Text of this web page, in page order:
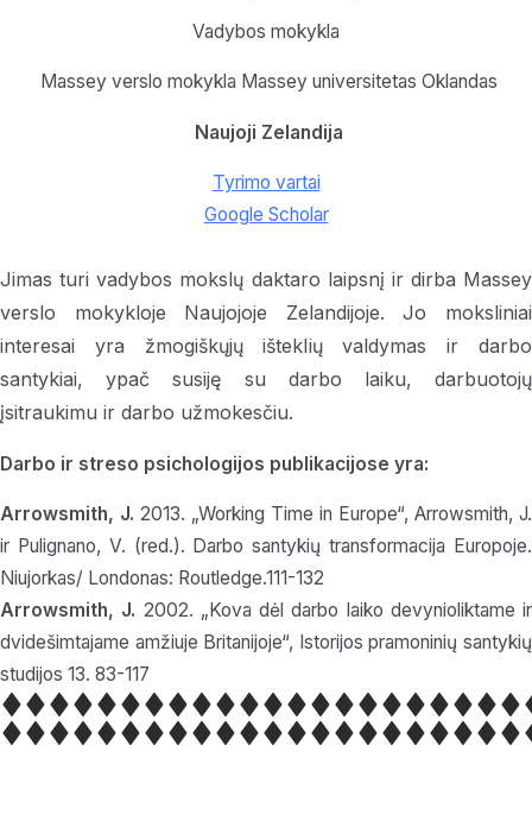
Vadybos mokykla
Massey verslo mokykla Massey universitetas Oklandas
Naujoji Zelandija
Tyrimo vartai
Google Scholar
Jimas turi vadybos mokslų daktaro laipsnį ir dirba Massey
verslo mokykloje Naujojoje Zelandijoje. Jo moksliniai
interesai yra žmogiškųjų išteklių valdymas ir darbo
santykiai, ypač susiję su darbo laiku, darbuotojų
įsitraukimu ir darbo užmokesčiu.
Darbo ir streso psichologijos publikacijose yra:
Arrowsmith, J. 2013. „Working Time in Europe“, Arrowsmith, J.
ir Pulignano, V. (red.). Darbo santykių transformacija Europoje.
Niujorkas/ Londonas: Routledge.111-132
Arrowsmith, J. 2002. „Kova dėl darbo laiko devynioliktame ir
dvidešimtajame amžiuje Britanijoje“, Istorijos pramoninių santykių
studijos 13. 83-117